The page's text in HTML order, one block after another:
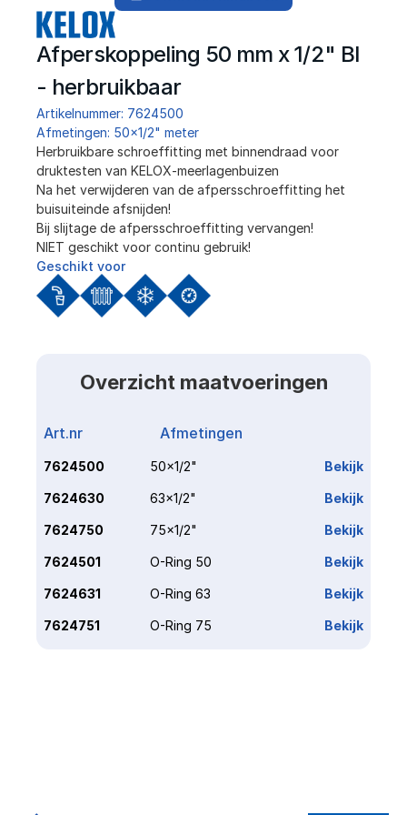
Afperskoppeling 50 mm x 1/2" BI
- herbruikbaar
Artikelnummer: 7624500
Afmetingen: 50x1/2" meter
Herbruikbare schroeffitting met binnendraad voor
druktesten van KELOX-meerlagenbuizen
Na het verwijderen van de afpersschroeffitting het
buisuiteinde afsnijden!
Bij slijtage de afpersschroeffitting vervangen!
NIET geschikt voor continu gebruik!
Geschikt voor
Overzicht maatvoeringen
Art.nr Afmetingen
7624500 50x1/2" Bekijk
7624630 63x1/2" Bekijk
7624750 75x1/2" Bekijk
7624501 O-Ring 50 Bekijk
7624631 O-Ring 63 Bekijk
7624751 O-Ring 75 Bekijk